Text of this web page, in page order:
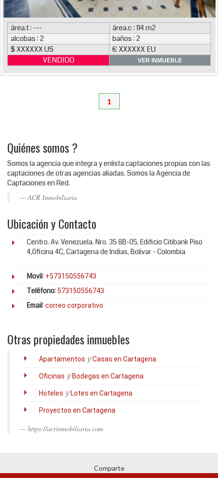
área.t : ---
área.c : 114 m2
alcobas : 2
baños : 2
$ XXXXXX US
€ XXXXXX EU
VENDIDO
VER INMUEBLE
1
Quiénes somos ?
Somos la agencia que integra y enlista captaciones propias con las
captaciones de otras agencias aliadas. Somos la Agencia de
Captaciones en Red.
ACR Inmobiliaria
Ubicación y Contacto
Centro. Av. Venezuela. Nro. 35 8B-05, Edificio Citibank Piso
4,Oficina 4C, Cartagena de Indias, Bolivar - Colombia
Movil: +573150556743
Teléfono: 573150556743
Email: correo corporativo
Otras propiedades inmuebles
Apartamentos yCasas en Cartagena
Oficinas yBodegas en Cartagena
Hoteles yLotes en Cartagena
Proyectos en Cartagena
https://acrinmobiliaria.com
Comparte